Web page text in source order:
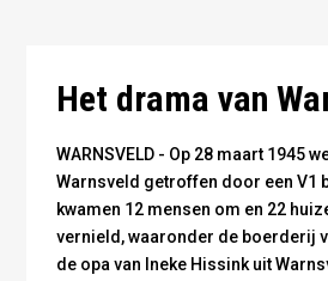
Het drama van
WARNSVELD - Op 28 maart 1945
Warnsveld getroffen door een V1
kwamen 12 mensen om en 22
vernield, waaronder de boerderij
de opa van Ineke Hissink uit